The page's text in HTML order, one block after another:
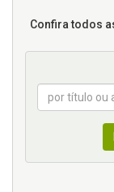
Confira todos